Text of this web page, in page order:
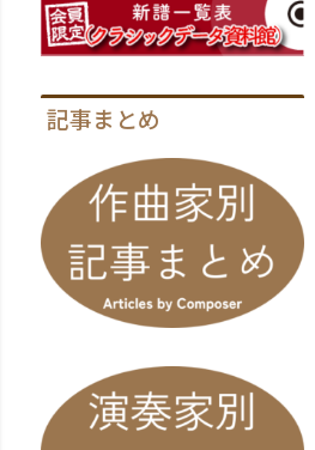
記事まとめ